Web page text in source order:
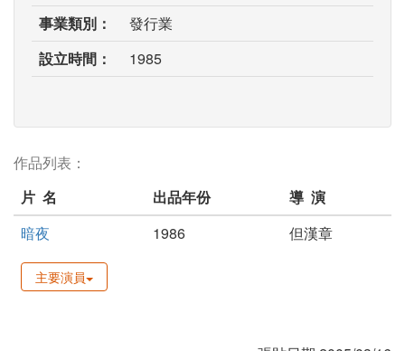
事業類別：
發行業
設立時間：
1985
作品列表：
片 名
出品年份
導 演
暗夜
1986 但漢章
主要演員